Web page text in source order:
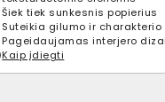
Šiek tiek sunkesnis popierius
Suteikia gilumo ir charakterio
Pageidaujamas interjero
Kaip įdiegti